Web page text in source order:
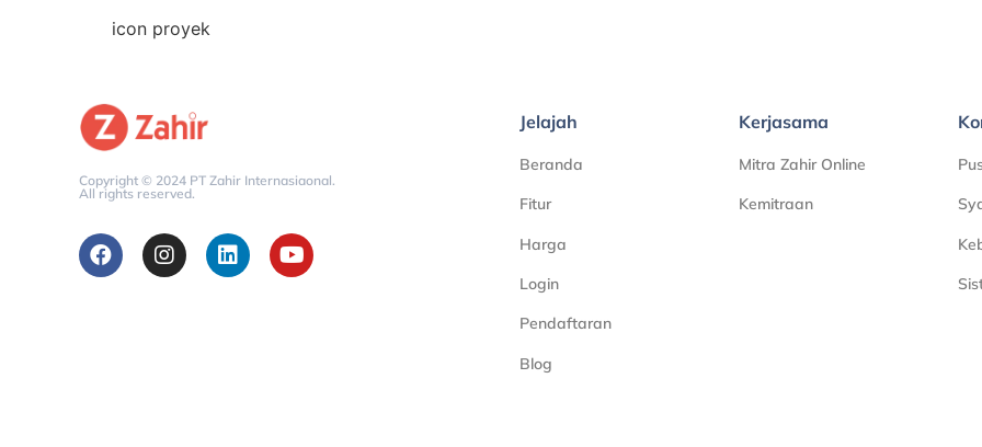
icon proyek
Copyright © 2024 PT Zahir Internasiaonal.
All rights reserved.
Jelajah
Beranda
Fitur
Harga
Login
Pendaftaran
Blog
Kerjasama
Mitra Zahir Online
Kemitraan